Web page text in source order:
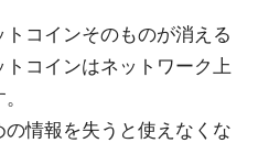
コインそのものが消える
コインはネットワーク上
情報を失うと使えなくな